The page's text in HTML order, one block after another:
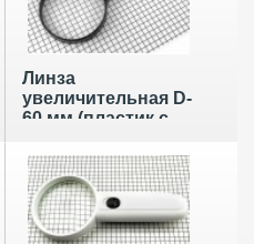
Линза
увеличительная D-
60 мм (пластик с